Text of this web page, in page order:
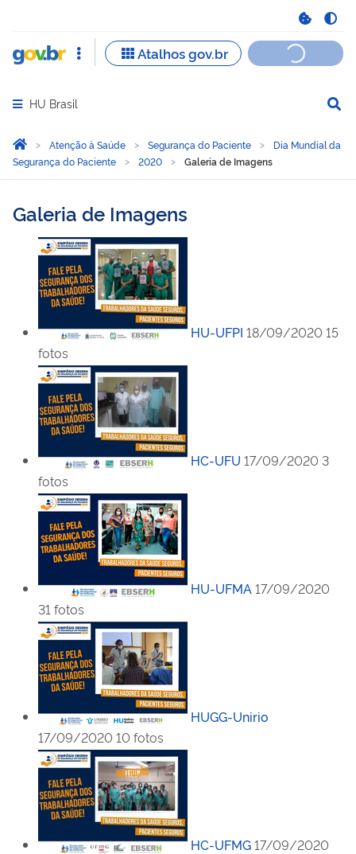
Abrir menu principal de navegação
HU Brasil
Você está aqui:
Página Inicial
Atenção à Saúde Segurança do Paciente
Dia Mundial da
Segurança do Paciente
2020 Galeria de Imagens
Galeria de Imagens
HU-UFPI 18/09/2020 15
fotos
HC-UFU 17/09/2020 3
fotos
HU-UFMA17/09/2020
31 fotos
HUGG-Unirio
17/09/2020 10 fotos
HC-UFMG17/09/2020